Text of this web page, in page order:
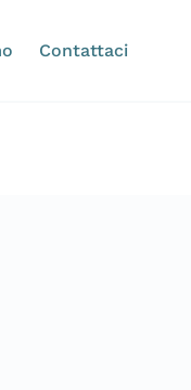
Contattaci